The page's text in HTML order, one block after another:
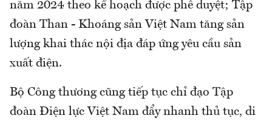
năm 2024 theo kế hoạch được phê duyệt; Tập
đoàn Than - Khoáng sản Việt Nam tăng sản
lượng khai thác nội địa đáp ứng yêu cầu sản
xuất điện.
Bộ Công thương cũng tiếp tục chỉ đạo Tập
đoàn Điện lực Việt Nam đẩy nhanh thủ tục, di